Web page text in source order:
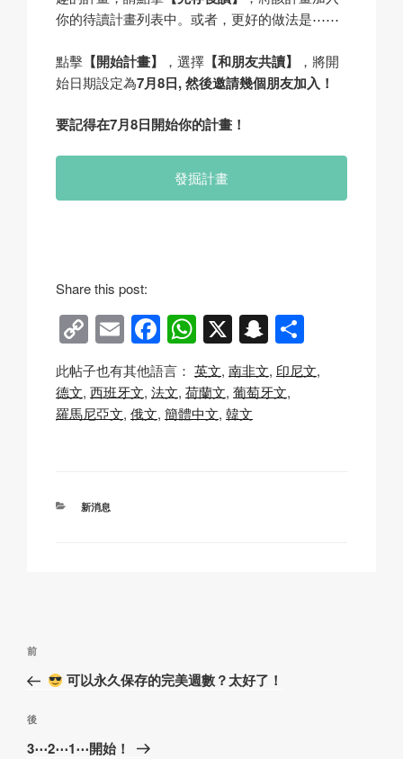
你的待讀計畫列表中。或者，更好的做法是⋯⋯
點擊 【開始計畫】 ，選擇 【和朋友共讀】
，將開
始日期設定為7月8日, 然後邀請幾個朋友加入！
要記得在7月8日開始你的計畫！
發掘計畫
Share this post:
C
o
p
y
k
E
m
ail
F
a
c
e
W
h
at
s
X S
n
a
享
此帖子也有其他語言： 英文 南非文 印尼文
德文 西班牙文 法文 荷蘭文 葡萄牙文
羅馬尼亞文 俄文 簡體中文 韓文
分
新消息
文
導
覽
上
一
文
章
前
可以永久保存的完美週數？太好了！
下
篇
後
3⋯2⋯1⋯開始！